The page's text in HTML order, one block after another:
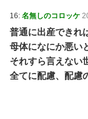
16: 名無しのコロッケ
普通に出産できれ
母体になにか悪い
それすら言えない
全てに配慮、配慮